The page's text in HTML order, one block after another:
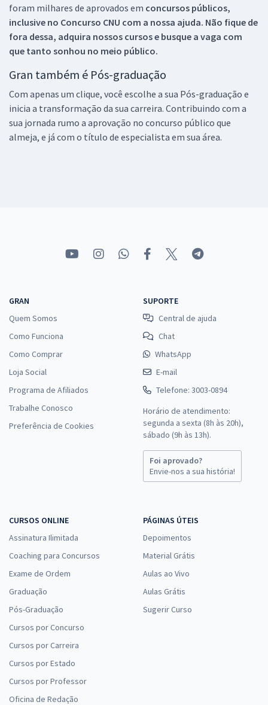
foram milhares de aprovados em concursos públicos,
inclusive no Concurso CNU com a nossa ajuda. Não fique de
fora dessa, adquira nossos cursos e busque a vaga com
que tanto sonhou no meio público.
Gran também é Pós-graduação
Com apenas um clique, você escolhe a sua Pós-graduação e
inicia a transformação da sua carreira. Contribuindo com a
sua jornada rumo a aprovação no concurso público que
almeja, e já com o título de especialista em sua área.
GRAN
Quem Somos
Como Funciona
Como Comprar
Loja Social
Programa de Afiliados
Trabalhe Conosco
Preferência de Cookies
SUPORTE
Central de ajuda
Chat
WhatsApp
E-mail
Telefone: 3003-0894
Horário de atendimento:
segunda a sexta (8h às 20h),
sábado (9h às 13h).
Foi aprovado?
Envie-nos a sua história!
CURSOS ONLINE
Assinatura Ilimitada
Coaching para Concursos
Exame de Ordem
Graduação
Pós-Graduação
Cursos por Concurso
Cursos por Carreira
Cursos por Estado
Cursos por Professor
Oficina de Redação
PÁGINAS ÚTEIS
Depoimentos
Material Grátis
Aulas ao Vivo
Aulas Grátis
Sugerir Curso